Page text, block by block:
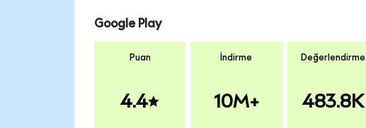
Google Play
Puan
4.4
İndirme
10M+
Değerlendirme
483.8K